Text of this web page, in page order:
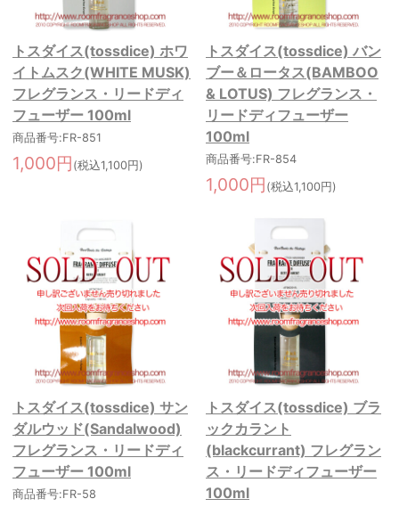
トスダイス(tossdice) ホワ
イトムスク(WHITE MUSK)
フレグランス・リードディ
フューザー 100ml
商品番号:FR-851
1,000円 (税込1,100円)
トスダイス(tossdice) バン
ブー＆ロータス(BAMBOO
& LOTUS) フレグランス・
リードディフューザー
100ml
商品番号:FR-854
1,000円 (税込1,100円)
トスダイス(tossdice) サン
ダルウッド(Sandalwood)
フレグランス・リードディ
フューザー 100ml
商品番号:FR-58
トスダイス(tossdice) ブラ
ックカラント
(blackcurrant) フレグラン
ス・リードディフューザー
100ml